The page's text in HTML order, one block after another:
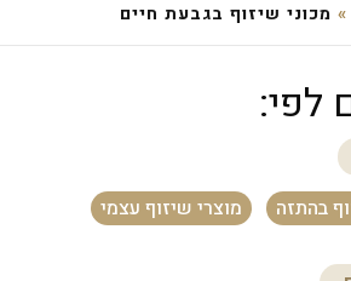
» מכוני שיזוף בגבעת חיים
לפי:
בהתזה מוצרי שיזוף עצמי